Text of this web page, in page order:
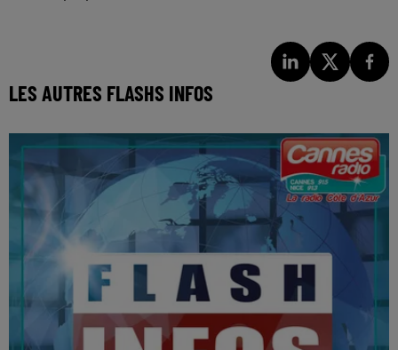
LES AUTRES FLASHS INFOS